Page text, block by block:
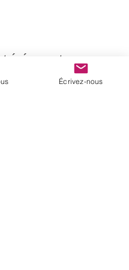
événement
Écrivez-nous